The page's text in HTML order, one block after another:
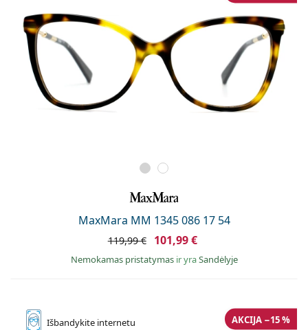
MaxMara MM 1345 086 17 54
119,99 € 101,99 €
Nemokamas pristatymas ir yraSandėlyje
Išbandykite internetu AKCIJA −15 %